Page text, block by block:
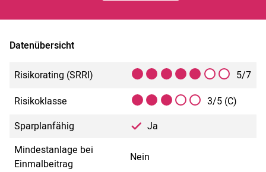
Datenübersicht
Risikorating (SRRI)
5/7
Risikoklasse
3/5 (C)
Sparplanfähig
Ja
Mindestanlage bei
Einmalbeitrag
Nein